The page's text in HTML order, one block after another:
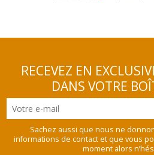
RECEVEZ EN
DANS VOTRE
Sachez aussi que nous ne
informations de contact et que vous
moment alors